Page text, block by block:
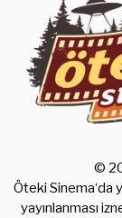
©
Öteki Sinema‘da
yayınlanması